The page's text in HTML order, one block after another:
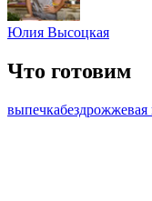
Юлия Высоцкая
Что готовим
выпечкабездрожжевая